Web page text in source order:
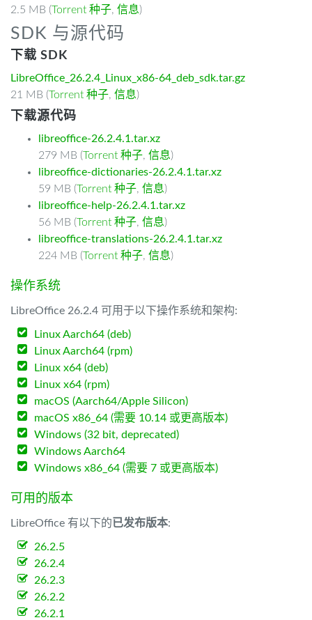
2.5 MB (Torrent 种子, 信息)
SDK 与源代码
下载 SDK
LibreOffice_26.2.4_Linux_x86-64_deb_sdk.tar.gz
21 MB (Torrent 种子, 信息)
下载源代码
libreoffice-26.2.4.1.tar.xz
279 MB (Torrent 种子, 信息)
libreoffice-dictionaries-26.2.4.1.tar.xz
59 MB (Torrent 种子, 信息)
libreoffice-help-26.2.4.1.tar.xz
56 MB (Torrent 种子, 信息)
libreoffice-translations-26.2.4.1.tar.xz
224 MB (Torrent 种子, 信息)
操作系统
LibreOffice 26.2.4 可用于以下操作系统和架构:
Linux Aarch64 (deb)
Linux Aarch64 (rpm)
Linux x64 (deb)
Linux x64 (rpm)
macOS (Aarch64/Apple Silicon)
macOS x86_64 (需要 10.14 或更高版本)
Windows (32 bit, deprecated)
Windows Aarch64
Windows x86_64 (需要 7 或更高版本)
可用的版本
LibreOffice 有以下的已发布版本:
26.2.5
26.2.4
26.2.3
26.2.2
26.2.1